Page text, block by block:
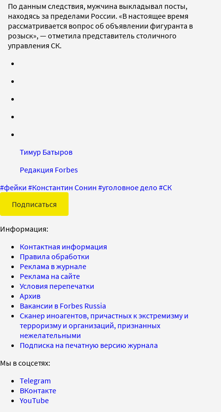
По данным следствия, мужчина выкладывал посты,
находясь за пределами России. «В настоящее время
рассматривается вопрос об объявлении фигуранта в
розыск», — отметила представитель столичного
управления СК.
Тимур Батыров
Редакция Forbes
#фейки #Константин Сонин #уголовное дело #СК
Подписаться
Информация:
Контактная информация
Правила обработки
Реклама в журнале
Реклама на сайте
Условия перепечатки
Архив
Вакансии в Forbes Russia
Сканер иноагентов, причастных к экстремизму и
терроризму и организаций, признанных
нежелательными
Подписка на печатную версию журнала
Мы в соцсетях:
Telegram
ВКонтакте
YouTube